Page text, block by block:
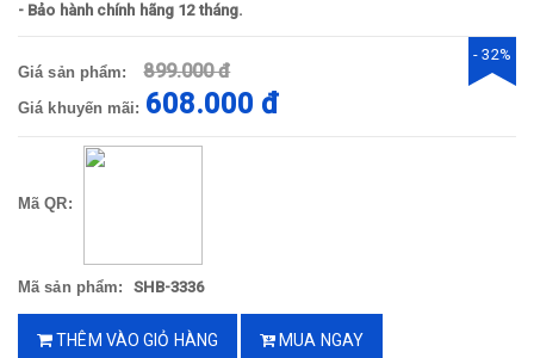
- Bảo hành chính hãng 12 tháng.
Giá sản phẩm: 899.000 đ
Giá khuyến mãi: 608.000 đ
- 32%
Mã QR:
Mã sản phẩm: SHB-3336
THÊM VÀO GIỎ HÀNG MUA NGAY